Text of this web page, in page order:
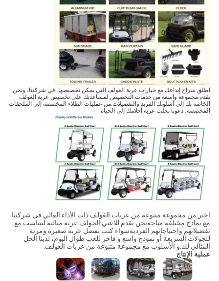
اطلق سراح إبداعك مع خيارات عربة الغولف التي يمكن تخصيصها. في شركتنا، ونحن
نقدم مجموعة واسعة من خدمات التخصيص لمساعدتك على تخصيص عربة الغولف
الخاصة بك إلى أسلوبك الفريد والتفضيلات.من عمليات الطلاء المخصصة إلى الملحقات
المخصصة، دعونا نجلب عربة أحلامك إلى الحياة.
اختر من مجموعة متنوعة من عربات الغولف ذات الأداء العالي في شركتنا
مع نماذج مختلفة متاحةنحن نقدم للاعبي الجولف عربة مثالية لتتناسب مع
تفضيلاتهم واحتياجاتهم الفرديةسواء كنت تفضل عربة صغيرة ومرنة
للجولات السريعة أو نموذج واسع و فاخر للعب طوال اليوم، لدينا الحل
المثالي لك.و الأسلوب مع مجموعة متنوعة من عربات الغولف.
عملية الإنتاج